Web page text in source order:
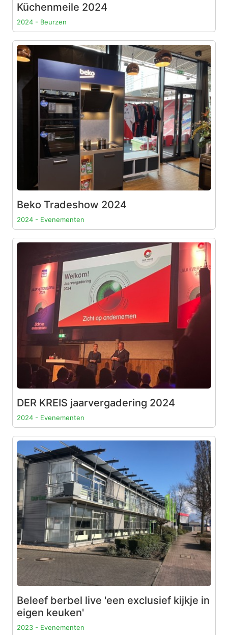
Küchenmeile 2024
2024 - Beurzen
Beko Tradeshow 2024
2024 - Evenementen
DER KREIS jaarvergadering 2024
2024 - Evenementen
Beleef berbel live 'een exclusief kijkje in
eigen keuken'
2023 - Evenementen